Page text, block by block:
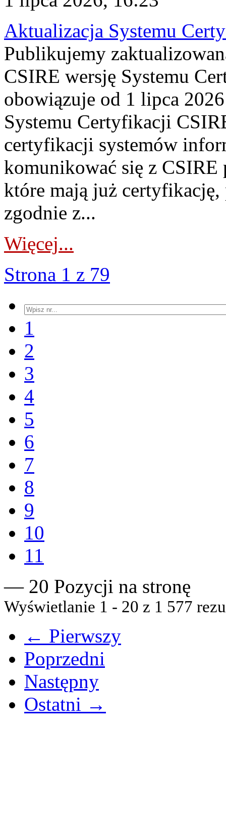
Aktualizacja Systemu
Publikujemy
CSIRE wersję Systemu
obowiązuje od 1 lipca
Systemu Certyfikacji
certyfikacji systemów
komunikować się z
które mają już
zgodnie z...
Więcej...
Strona 1 z 79
1
2
3
4
5
6
7
8
9
10
11
— 20 Pozycji na stronę
Wyświetlanie 1 - 20 z 1 577
← Pierwszy
Poprzedni
Następny
Ostatni →